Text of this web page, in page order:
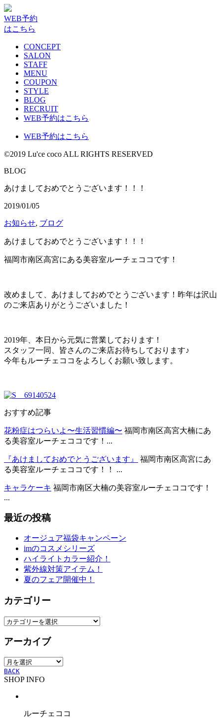
WEB予約
はこちら
CONCEPT
SALON
STAFF
MENU
COUPON
STYLE
BLOG
RECRUIT
WEB予約はこちら
WEB予約はこちら
©2019 Lu'ce coco ALL RIGHTS RESERVED
BLOG
あけましておめでとうございます！！！
2019/01/05
お知らせ, ブログ
あけましておめでとうございます！！！
福岡市南区高宮にある美容室ルーチェココです！
改めまして、あけましておめでとうございます！昨年は沢山
のご来店ありがとうございました！
2019年、本日から元気に営業しております！
スタッフ一同、皆さんのご来店お待ちしております♪
今年もルーチェココをよろしくお願い致します。
おすすめ記事
花粉症はつらいよ〜生活習慣編〜 福岡市南区高宮大楠にあ
る美容室ルーチェココです！...
『あけましておめでとうございます』
福岡市南区高宮にあ
る美容室ルーチェココです！！ ...
キャラケーキ 福岡市南区大楠の美容室ルーチェココです！
...
最近の投稿
オージュア福袋キャンペーン
imのコスメシリーズ
ハイライトカラー紹介！
紫外線対策アイテム！
夏のフェア開催中！
カテゴリー
カ
ゴ
ー
アーカイブ
ア
ー
カ
BACK
SHOP INFO
ルーチェココ